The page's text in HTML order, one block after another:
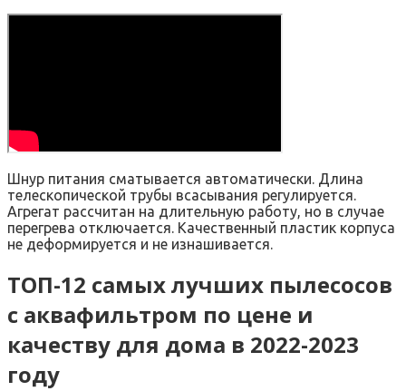
Шнур питания сматывается автоматически. Длина
телескопической трубы всасывания регулируется.
Агрегат рассчитан на длительную работу, но в случае
перегрева отключается. Качественный пластик корпуса
не деформируется и не изнашивается.
ТОП-12 самых лучших пылесосов
с аквафильтром по цене и
качеству для дома в 2022-2023
году